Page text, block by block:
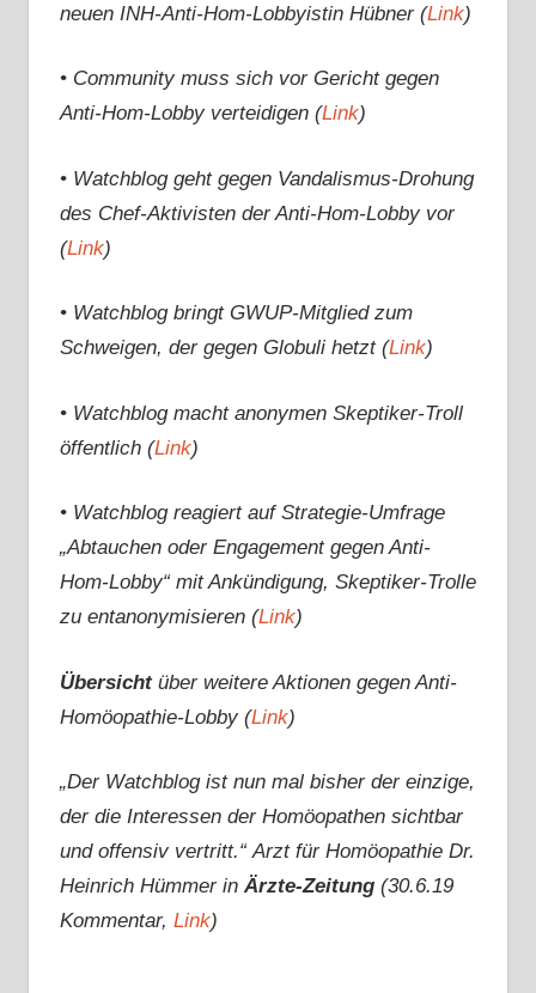
neuen INH-Anti-Hom-Lobbyistin Hübner (Link)
• Community muss sich vor Gericht gegen
Anti-Hom-Lobby verteidigen (Link)
• Watchblog geht gegen Vandalismus-Drohung
des Chef-Aktivisten der Anti-Hom-Lobby vor
(Link)
• Watchblog bringt GWUP-Mitglied zum
Schweigen, der gegen Globuli hetzt (Link)
• Watchblog macht anonymen Skeptiker-Troll
öffentlich (Link)
• Watchblog reagiert auf Strategie-Umfrage
„Abtauchen oder Engagement gegen Anti-
Hom-Lobby“ mit Ankündigung, Skeptiker-Trolle
zu entanonymisieren (Link)
Übersichtüber weitere Aktionen gegen Anti-
Homöopathie-Lobby (Link)
„Der Watchblog ist nun mal bisher der einzige,
der die Interessen der Homöopathen sichtbar
und offensiv vertritt.“Arzt für Homöopathie Dr.
Heinrich Hümmer in Ärzte-Zeitung(30.6.19
Kommentar, Link)